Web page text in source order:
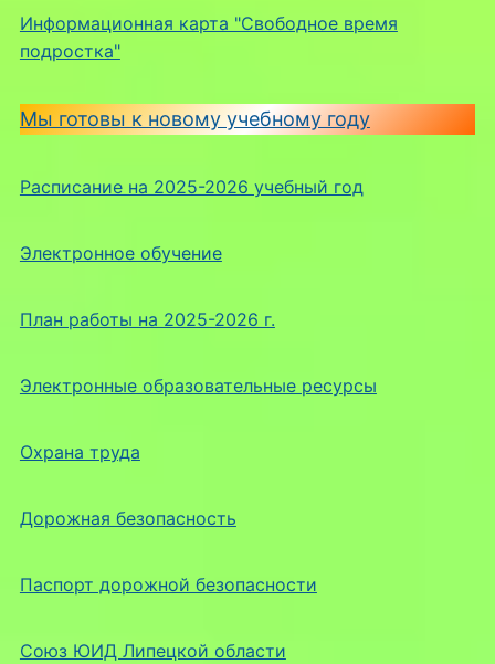
Информационная карта "Свободное время
подростка"
Мы готовы к новому учебному году
Расписание на 2025-2026 учебный год
Электронное обучение
План работы на 2025-2026 г.
Электронные образовательные ресурсы
Охрана труда
Дорожная безопасность
Паспорт дорожной безопасности
Союз ЮИД Липецкой области